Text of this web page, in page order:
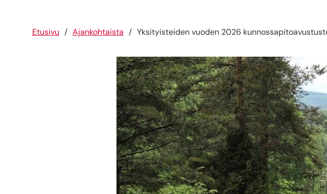
Etusivu Ajankohtaista Yksityisteiden vuoden 2026